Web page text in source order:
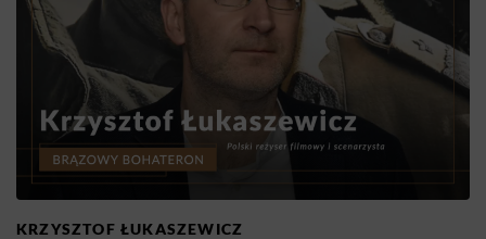
KRZYSZTOF ŁUKASZEWICZ